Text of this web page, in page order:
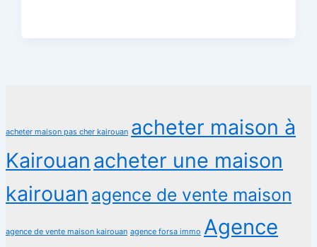
acheter maison pas cher kairouan acheter maison à
Kairouan acheter une maison
kairouan agence de vente maison
agence de vente maison kairouan agence forsa immo Agence